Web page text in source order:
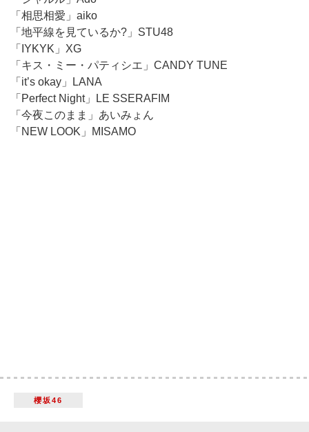
「相思相愛」aiko
「地平線を見ているか?」STU48
「IYKYK」XG
「キス・ミー・パティシエ」CANDY TUNE
「it’s okay」LANA
「Perfect Night」LE SSERAFIM
「今夜このまま」あいみょん
「NEW LOOK」MISAMO
櫻坂46